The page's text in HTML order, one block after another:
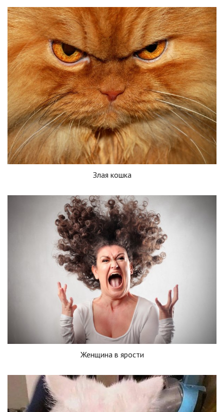
Злая кошка
Женщина в ярости